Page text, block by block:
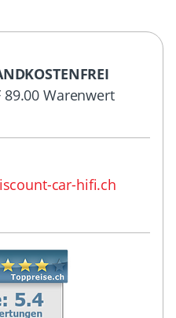
89.00 Warenwert
car-hifi.ch